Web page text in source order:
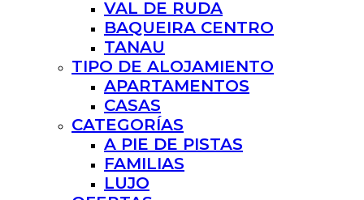
VAL DE RUDA
BAQUEIRA CENTRO
TANAU
TIPO DE ALOJAMIENTO
APARTAMENTOS
CASAS
CATEGORÍAS
A PIE DE PISTAS
FAMILIAS
LUJO